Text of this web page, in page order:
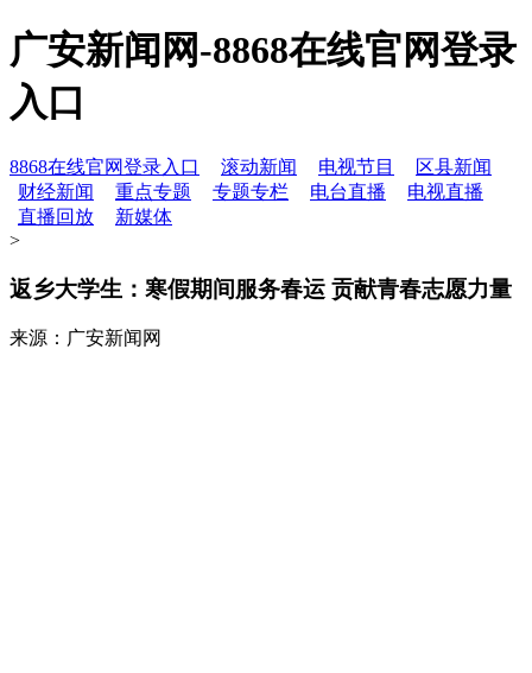
广安新闻网-8868在线官网登录
入口
8868在线官网登录入口 滚动新闻 电视节目
区县新闻
财经新闻
重点专题 专题专栏 电台直播
电视直播
直播回放
新媒体
>
返乡大学生：寒假期间服务春运 贡献青春志愿力量
来源：广安新闻网